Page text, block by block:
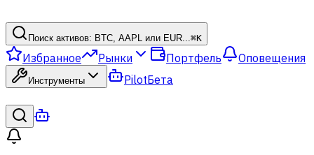
Поиск активов: BTC, AAPL или EUR...⌘K
Избранное Рынки Портфель Оповещения
Инструменты PilotБета